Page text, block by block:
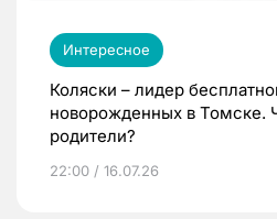
Интересное
Коляски – лидер
новорожденных в Томске.
родители?
22:00 / 16.07.26